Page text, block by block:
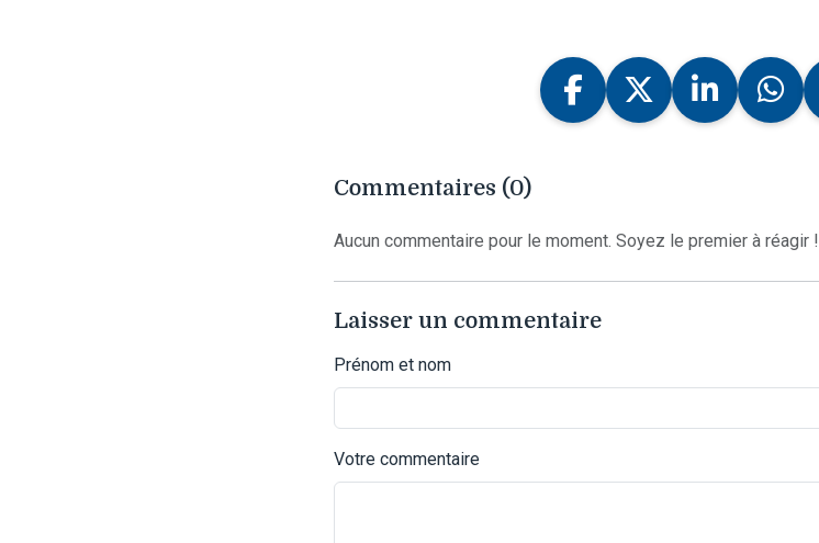
Commentaires (0)
Aucun commentaire pour le moment. Soyez le premier à réagir !
Laisser un commentaire
Prénom et nom
Votre commentaire